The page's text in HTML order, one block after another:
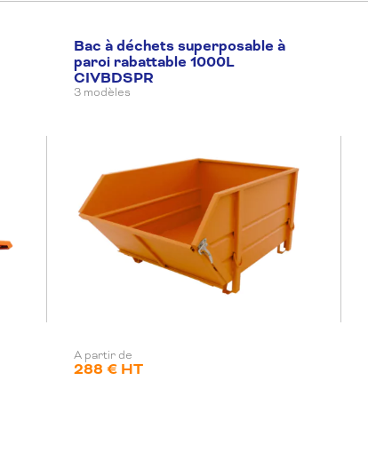
Bac à déchets superposable à
paroi rabattable 1000L
CIVBDSPR
3 modèles
A partir de
288 € HT